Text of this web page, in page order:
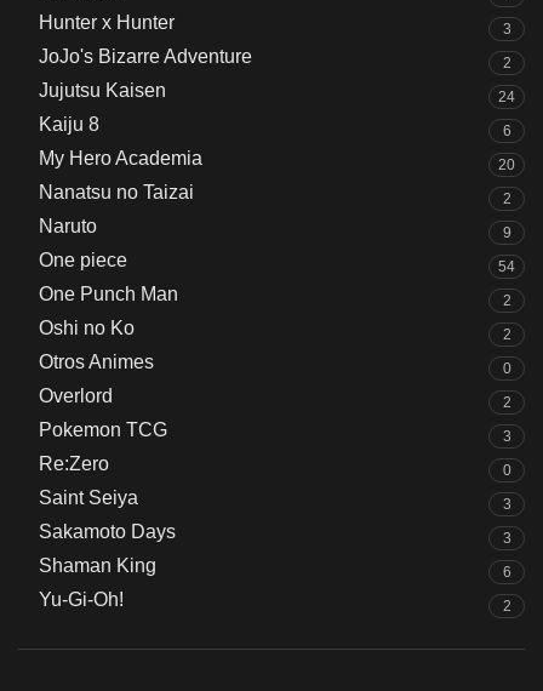
Hunter x Hunter 3
JoJo's Bizarre Adventure 2
Jujutsu Kaisen 24
Kaiju 8 6
My Hero Academia 20
Nanatsu no Taizai 2
Naruto 9
One piece 54
One Punch Man 2
Oshi no Ko 2
Otros Animes 0
Overlord 2
Pokemon TCG 3
Re:Zero 0
Saint Seiya 3
Sakamoto Days 3
Shaman King 6
Yu-Gi-Oh! 2